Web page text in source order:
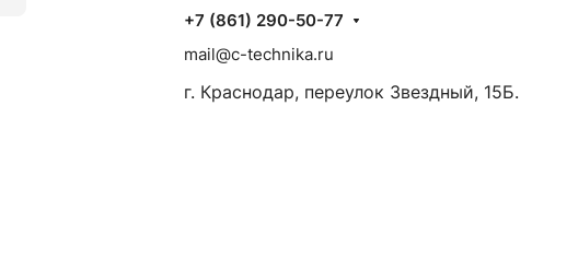
+7 (861) 290-50-77
mail@c-technika.ru
г. Краснодар, переулок Звездный, 15Б.